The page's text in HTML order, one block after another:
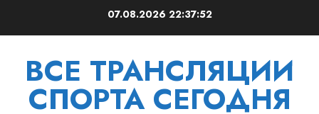
07.08.2026 22:37:53
ВСЕ ТРАНСЛЯЦИИ
СПОРТА СЕГОДНЯ